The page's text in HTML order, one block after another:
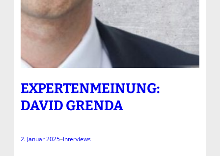
EXPERTENMEINUNG:
DAVID GRENDA
2. Januar 2025–Interviews